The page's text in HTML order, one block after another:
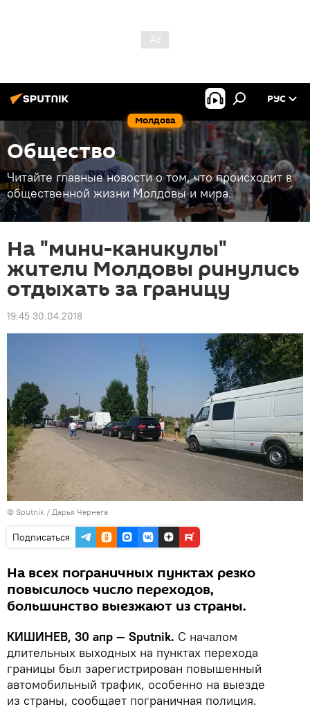
Молдова
РУС
Общество
Читайте главные новости о том, что происходит в
общественной жизни Молдовы и мира.
На "мини-каникулы"
жители Молдовы ринулись
отдыхать за границу
19:45 30.04.2018
© Sputnik / Дарья Чернега
Подписаться
На всех пограничных пунктах резко
повысилось число переходов,
большинство выезжают из страны.
КИШИНЕВ, 30 апр — Sputnik. С началом
длительных выходных на пунктах перехода
границы был зарегистрирован повышенный
автомобильный трафик, особенно на выезде
из страны, сообщает пограничная полиция.